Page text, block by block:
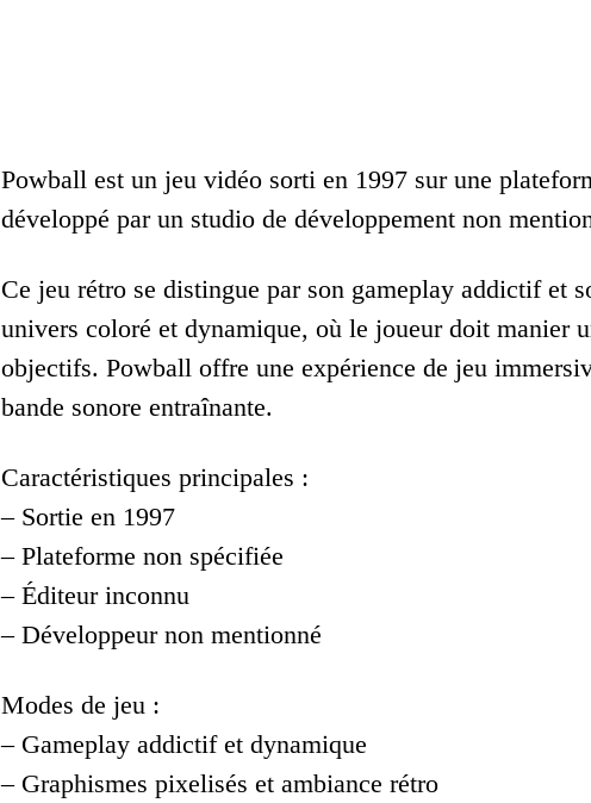
Powball est un jeu vidéo sorti en 1997 sur une
développé par un studio de développement non
Ce jeu rétro se distingue par son gameplay addictif et
univers coloré et dynamique, où le joueur doit manier
objectifs. Powball offre une expérience de jeu
bande sonore entraînante.
Caractéristiques principales :
– Sortie en 1997
– Plateforme non spécifiée
– Éditeur inconnu
– Développeur non mentionné
Modes de jeu :
– Gameplay addictif et dynamique
– Graphismes pixelisés et ambiance rétro